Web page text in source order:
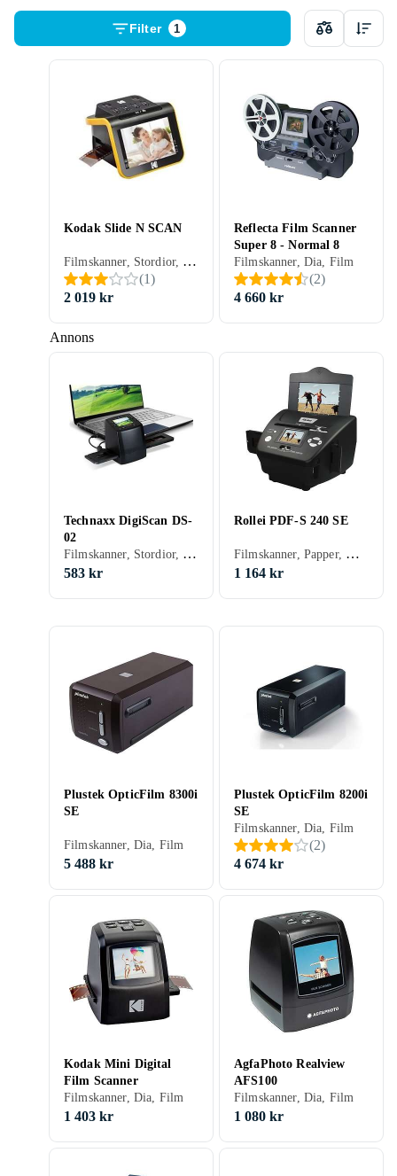
Filter 1
Annons
Kodak Slide N SCAN
Filmskanner, Stordior, Dia, Film
(1)
2 019 kr
Reflecta Film Scanner
Super 8 - Normal 8
Filmskanner, Dia, Film
(2)
4 660 kr
Technaxx DigiScan DS-
02
Filmskanner, Stordior, Dia, Film
583 kr
Rollei PDF-S 240 SE
Filmskanner, Papper, Dia, Film
1 164 kr
Plustek OpticFilm 8300i
SE
Filmskanner, Dia, Film
5 488 kr
Plustek OpticFilm 8200i
SE
Filmskanner, Dia, Film
(2)
4 674 kr
Kodak Mini Digital
Film Scanner
Filmskanner, Dia, Film
1 403 kr
AgfaPhoto Realview
AFS100
Filmskanner, Dia, Film
1 080 kr